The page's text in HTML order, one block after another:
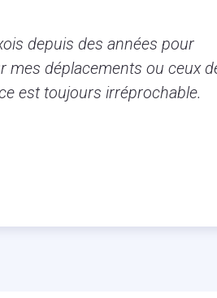
depuis des années pour
mes déplacements ou ceux
est toujours irréprochable.